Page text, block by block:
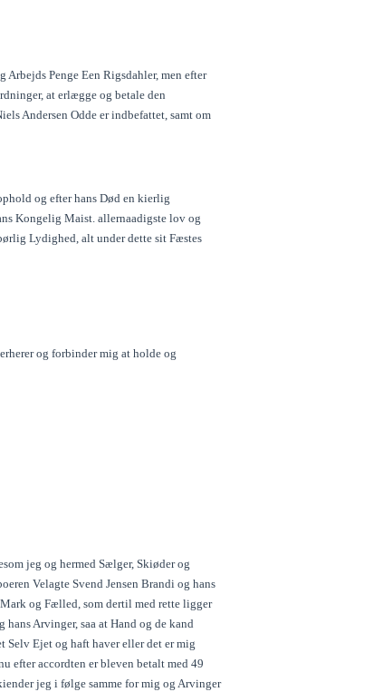
Penge Een Rigsdahler, men efter
at erlægge og betale den
Andersen Odde er indbefattet, samt om
og efter hans Død en kierlig
Kongelig Maist. allernaadigste lov og
Lydighed, alt under dette sit Fæstes
og forbinder mig at holde og
jeg og hermed Sælger, Skiøder og
Velagte Svend Jensen Brandi og hans
og Fælled, som dertil med rette ligger
Arvinger, saa at Hand og de kand
Selv Ejet og haft haver eller det er mig
efter accordten er bleven betalt med 49
jeg i følge samme for mig og Arvinger